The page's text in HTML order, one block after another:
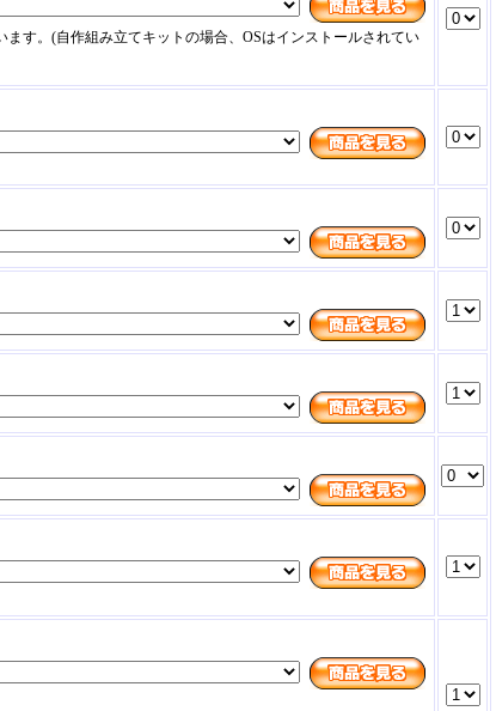
す。(自作組み立てキットの場合、OSはインストールされてい